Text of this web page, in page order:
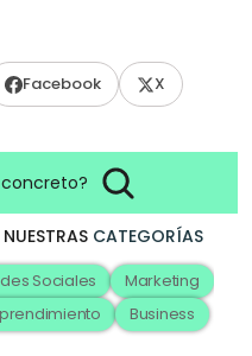
Facebook
X
CATEGORÍAS
Sociales
Marketing
Business